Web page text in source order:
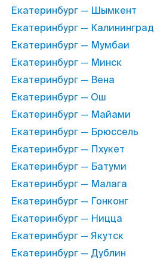
Екатеринбург — Шымкент
Екатеринбург — Калининград
Екатеринбург — Мумбаи
Екатеринбург — Минск
Екатеринбург — Вена
Екатеринбург — Ош
Екатеринбург — Майами
Екатеринбург — Брюссель
Екатеринбург — Пхукет
Екатеринбург — Батуми
Екатеринбург — Малага
Екатеринбург — Гонконг
Екатеринбург — Ницца
Екатеринбург — Якутск
Екатеринбург — Дублин